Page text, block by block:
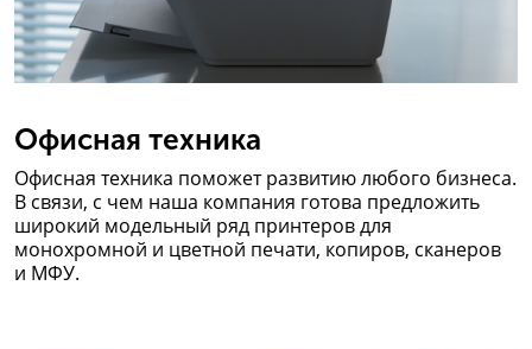
Офисная техника
Офисная техника поможет развитию любого бизнеса.
В связи, с чем наша компания готова предложить
широкий модельный ряд принтеров для
монохромной и цветной печати, копиров, сканеров
и МФУ.